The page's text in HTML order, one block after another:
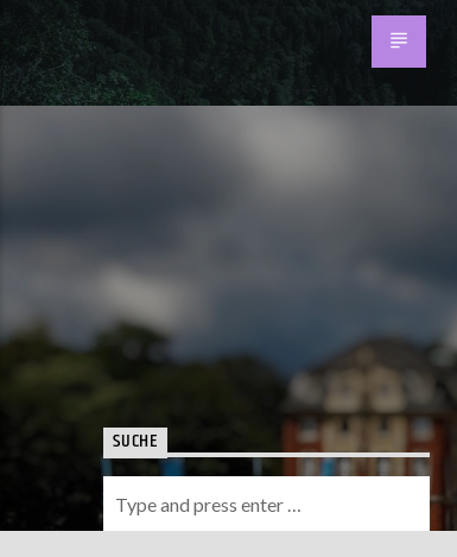
SUCHE